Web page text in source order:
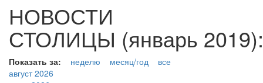
НОВОСТИ
СТОЛИЦЫ (январь 2019):
Показать за: неделю месяц/год
все
август 2026